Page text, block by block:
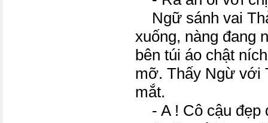
Ngữ sánh vai
xuống, nàng đang
bên túi áo chật
mỡ. Thấy Ngừ với
mắt.
- A ! Cô cậu đẹp